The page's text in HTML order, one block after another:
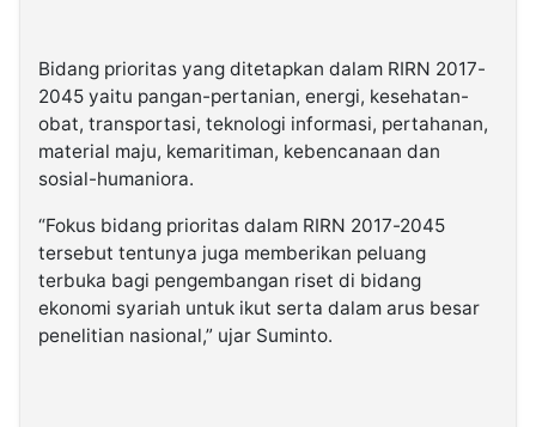
Bidang prioritas yang ditetapkan dalam RIRN 2017-
2045 yaitu pangan-pertanian, energi, kesehatan-
obat, transportasi, teknologi informasi, pertahanan,
material maju, kemaritiman, kebencanaan dan
sosial-humaniora.
“Fokus bidang prioritas dalam RIRN 2017-2045
tersebut tentunya juga memberikan peluang
terbuka bagi pengembangan riset di bidang
ekonomi syariah untuk ikut serta dalam arus besar
penelitian nasional,” ujar Suminto.